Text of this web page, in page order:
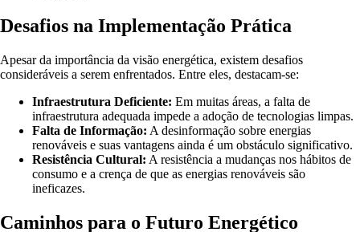
Desafios na Implementação Prática
Apesar da importância da visão energética, existem desafios
consideráveis a serem enfrentados. Entre eles, destacam-se:
Infraestrutura Deficiente: Em muitas áreas, a falta de
infraestrutura adequada impede a adoção de tecnologias limpas.
Falta de Informação: A desinformação sobre energias
renováveis e suas vantagens ainda é um obstáculo significativo.
Resistência Cultural: A resistência a mudanças nos hábitos de
consumo e a crença de que as energias renováveis são
ineficazes.
Caminhos para o Futuro Energético